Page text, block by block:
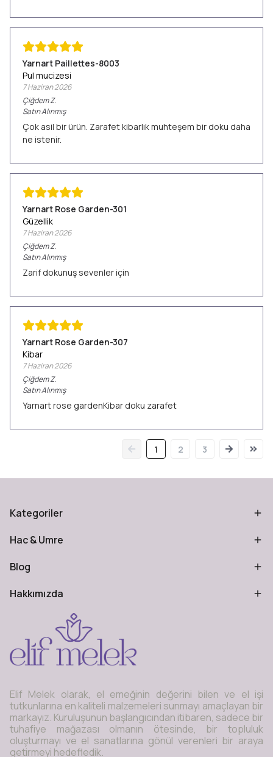
Yarnart Paillettes-8003
Pul mucizesi
7 Haziran 2026
ÇiğdemZ.
Satın Alınmış
Çok asil bir ürün. Zarafet kibarlık muhteşem bir doku daha
ne istenir.
Yarnart Rose Garden-301
Güzellik
7 Haziran 2026
ÇiğdemZ.
Satın Alınmış
Zarif dokunuş sevenler için
Yarnart Rose Garden-307
Kibar
7 Haziran 2026
ÇiğdemZ.
Satın Alınmış
Yarnart rose gardenKibar doku zarafet
1 2 3
Kategoriler
Hac & Umre
Blog
Hakkımızda
Elif Melek olarak, el emeğinin değerini bilen ve el işi
tutkunlarına en kaliteli malzemeleri sunmayı amaçlayan bir
markayız. Kuruluşunun başlangıcından itibaren, sadece bir
tuhafiye mağazası olmanın ötesinde, bir topluluk
oluşturmayı ve el sanatlarına gönül verenleri bir araya
getirmeyi hedefledik.